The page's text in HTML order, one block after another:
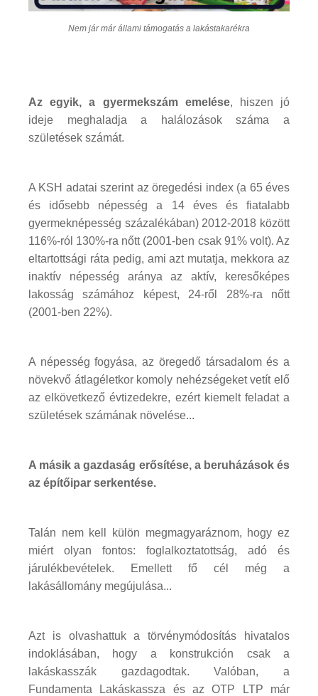
Nem jár már állami támogatás a lakástakarékra
Az egyik, a gyermekszám emelése, hiszen jó
ideje meghaladja a halálozások száma a
születések számát.
A KSH adatai szerint az öregedési index (a 65 éves
és idősebb népesség a 14 éves és fiatalabb
gyermeknépesség százalékában) 2012-2018 között
116%-ról 130%-ra nőtt (2001-ben csak 91% volt). Az
eltartottsági ráta pedig, ami azt mutatja, mekkora az
inaktív népesség aránya az aktív, keresőképes
lakosság számához képest, 24-ről 28%-ra nőtt
(2001-ben 22%).
A népesség fogyása, az öregedő társadalom és a
növekvő átlagéletkor komoly nehézségeket vetít elő
az elkövetkező évtizedekre, ezért kiemelt feladat a
születések számának növelése...
A másik a gazdaság erősítése, a beruházások és
az építőipar serkentése.
Talán nem kell külön megmagyaráznom, hogy ez
miért olyan fontos: foglalkoztatottság, adó és
járulékbevételek. Emellett fő cél még a
lakásállomány megújulása...
Azt is olvashattuk a törvénymódosítás hivatalos
indoklásában, hogy a konstrukción csak a
lakáskasszák gazdagodtak. Valóban, a
Fundamenta Lakáskassza és az OTP LTP már